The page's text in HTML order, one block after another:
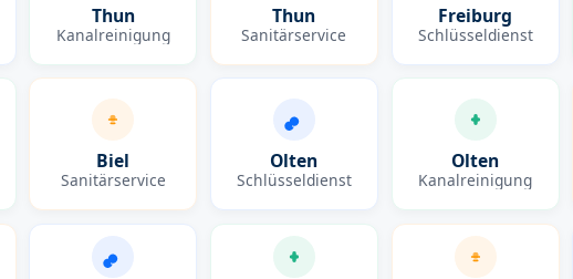
Thun
Kanalreinigung
Thun
Sanitärservice
Freiburg
Schlüsseldienst
Biel
Sanitärservice
Olten
Schlüsseldienst
Olten
Kanalreinigung